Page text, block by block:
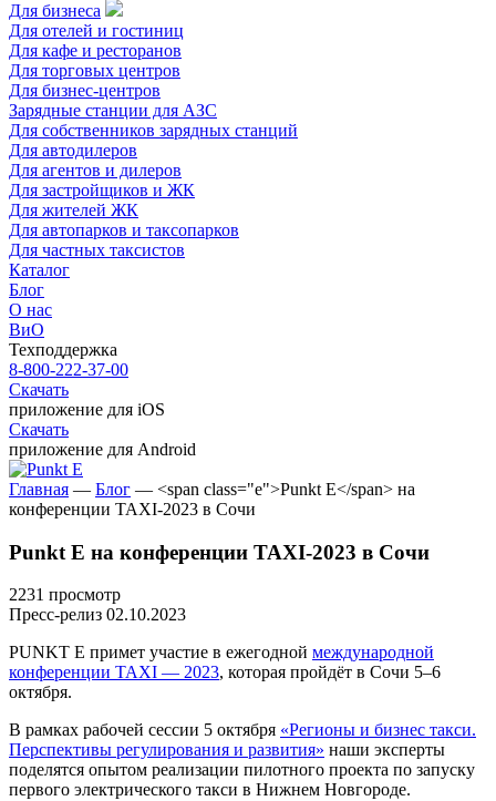
Для бизнеса
Для отелей и гостиниц
Для кафе и ресторанов
Для торговых центров
Для бизнес-центров
Зарядные станции для АЗС
Для собственников зарядных станций
Для автодилеров
Для агентов и дилеров
Для застройщиков и ЖК
Для жителей ЖК
Для автопарков и таксопарков
Для частных таксистов
Каталог
Блог
О нас
ВиО
Техподдержка
8-800-222-37-00
Скачать
приложение для iOS
Скачать
приложение для Android
Главная — Блог — <span class="e">Punkt E</span> на
конференции TAXI-2023 в Сочи
Punkt E на конференции TAXI-2023 в Сочи
2231 просмотр
Пресс-релиз 02.10.2023
PUNKT E примет участие в ежегодной международной
конференции TAXI — 2023, которая пройдёт в Сочи 5–6
октября.
В рамках рабочей сессии 5 октября «Регионы и бизнес такси.
Перспективы регулирования и развития» наши эксперты
поделятся опытом реализации пилотного проекта по запуску
первого электрического такси в Нижнем Новгороде.